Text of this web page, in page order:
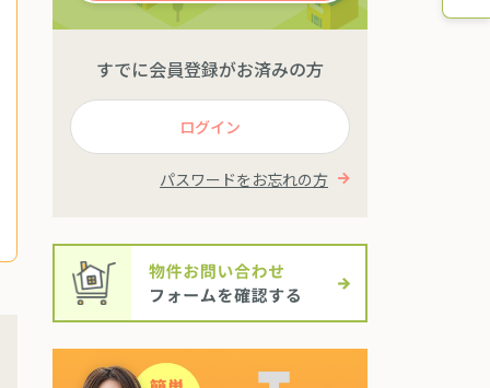
すでに会員登録がお済みの方
ログイン
パスワードをお忘れの方